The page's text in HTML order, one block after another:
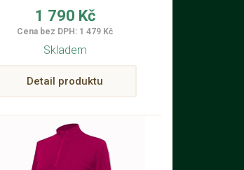
1 790 Kč
Cena bez DPH: 1 479 Kč
Skladem
Detail produktu